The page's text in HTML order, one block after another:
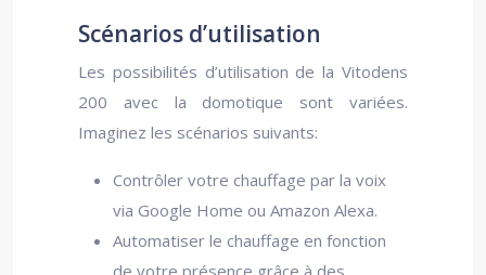
Scénarios d’utilisation
Les possibilités d’utilisation de la Vitodens
200 avec la domotique sont variées.
Imaginez les scénarios suivants:
Contrôler votre chauffage par la voix
via Google Home ou Amazon Alexa.
Automatiser le chauffage en fonction
de votre présence grâce à des